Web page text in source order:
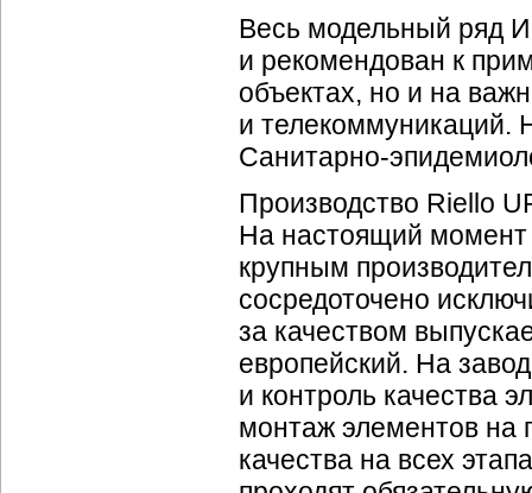
Весь модельный ряд
и рекомендован к
объектах, но и на
и телекоммуникаций.
Санитарно-
Производство Riello
На настоящий момент
крупным
сосредоточено
за качеством
европейский. На
и контроль качества
монтаж элементов на
качества на всех